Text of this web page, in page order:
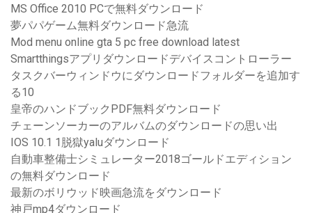
MS Office 2010 PCで無料ダウンロード
夢パパゲーム無料ダウンロード急流
Mod menu online gta 5 pc free download latest
Smartthingsアプリダウンロードデバイスコントローラー
タスクバーウィンドウにダウンロードフォルダーを追加す
る10
皇帝のハンドブックPDF無料ダウンロード
チェーンソーカーのアルバムのダウンロードの思い出
IOS 10.1 1脱獄yaluダウンロード
自動車整備士シミュレーター2018ゴールドエディション
の無料ダウンロード
最新のボリウッド映画急流をダウンロード
神戸mp4ダウンロード